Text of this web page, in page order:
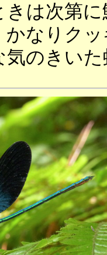
きは次第
かなりク
気のきい